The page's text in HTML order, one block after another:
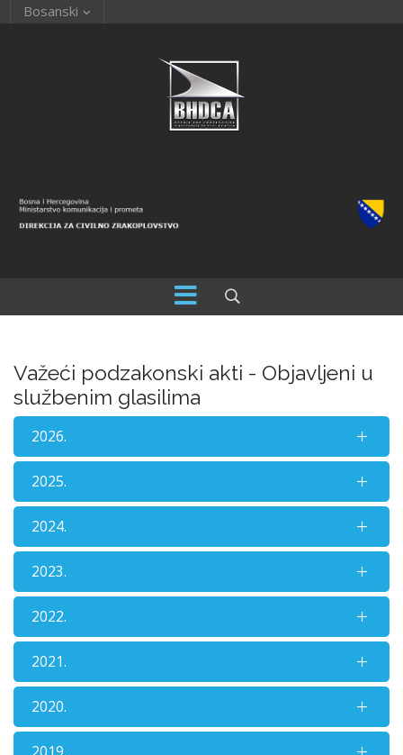
Bosanski
Važeći podzakonski akti - Objavljeni u
službenim glasilima
2026.
2025.
2024.
2023.
2022.
2021.
2020.